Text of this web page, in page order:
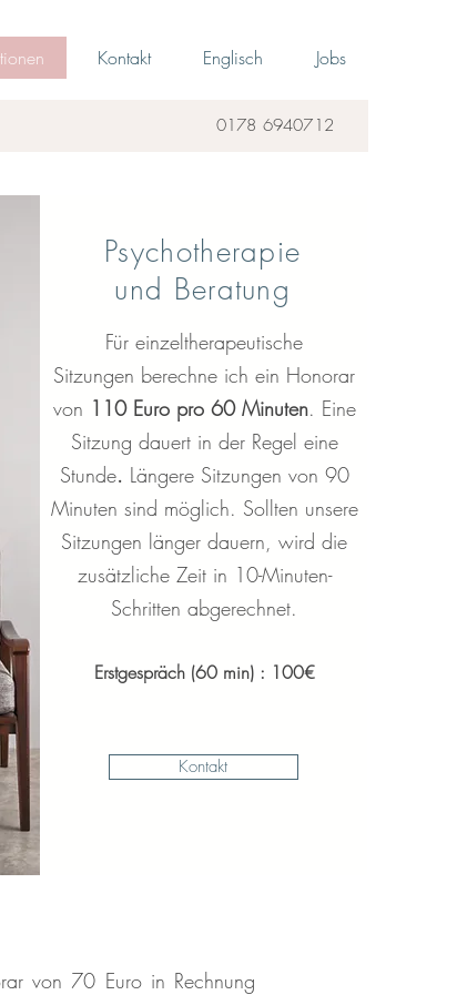
Kontakt Englisch Jobs
0178 6940712
Psychotherapie
und Beratung
Für einzeltherapeutische
Sitzungen berechne ich ein Honorar
von 110 Euro pro 60 Minuten. Eine
Sitzung dauert in der Regel eine
Stunde. Längere Sitzungen von 90
Minuten sind möglich. Sollten unsere
Sitzungen länger dauern, wird die
zusätzliche Zeit in 10-Minuten-
Schritten abgerechnet.
Erstgespräch (60 min) : 100€
Kontakt
von 70 Euro in Rechnung